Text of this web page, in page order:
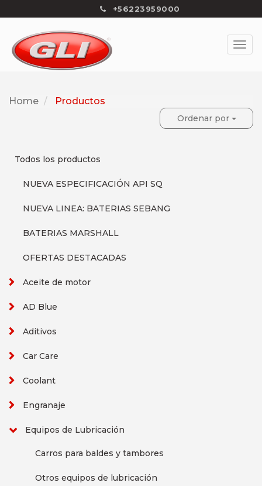
+56223959000
Home Productos
Ordenar por
Todos los productos
NUEVA ESPECIFICACIÓN API SQ
NUEVA LINEA: BATERIAS SEBANG
BATERIAS MARSHALL
OFERTAS DESTACADAS
Aceite de motor
AD Blue
Aditivos
Car Care
Coolant
Engranaje
Equipos de Lubricación
Carros para baldes y tambores
Otros equipos de lubricación